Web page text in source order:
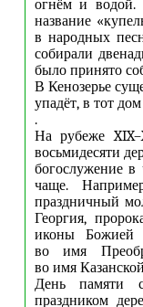
огнём и водой.
название
в народных
собирали
было принято
В Кенозерье
упадёт, в тот
.
На рубеже
восьмидесяти
богослужение в
чаще.
праздничный
Георгия,
иконы Божией
во имя
во имя
День памяти
праздником